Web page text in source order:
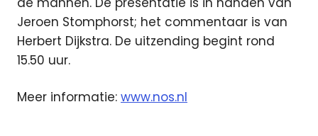
Jeroen Stomphorst; het commentaar is van
Herbert Dijkstra. De uitzending begint rond
15.50 uur.
Meer informatie: www.nos.nl